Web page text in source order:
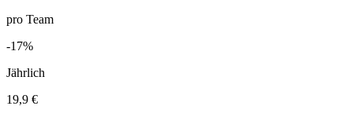
pro Team
-17%
Jährlich
19,9 €